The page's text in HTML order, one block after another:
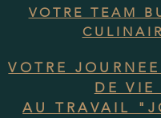
VOTRE TEAM
VOTRE
DE VIE
AU TRAVAIL